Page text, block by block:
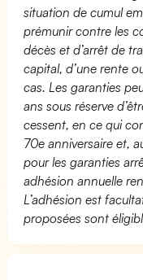
situation de cumul
prémunir contre les
décès et d’arrêt de
capital, d’une rente
cas. Les garanties
ans sous réserve
cessent, en ce qui
70e anniversaire et,
pour les garanties
adhésion annuelle
L’adhésion est
proposées sont